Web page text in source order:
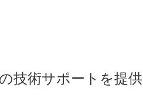
技術サポートを提供